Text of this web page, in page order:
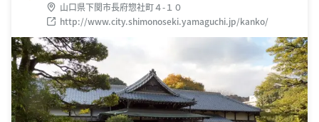
山口県下関市長府惣社町４-１０
http://www.city.shimonoseki.yamaguchi.jp/kanko/